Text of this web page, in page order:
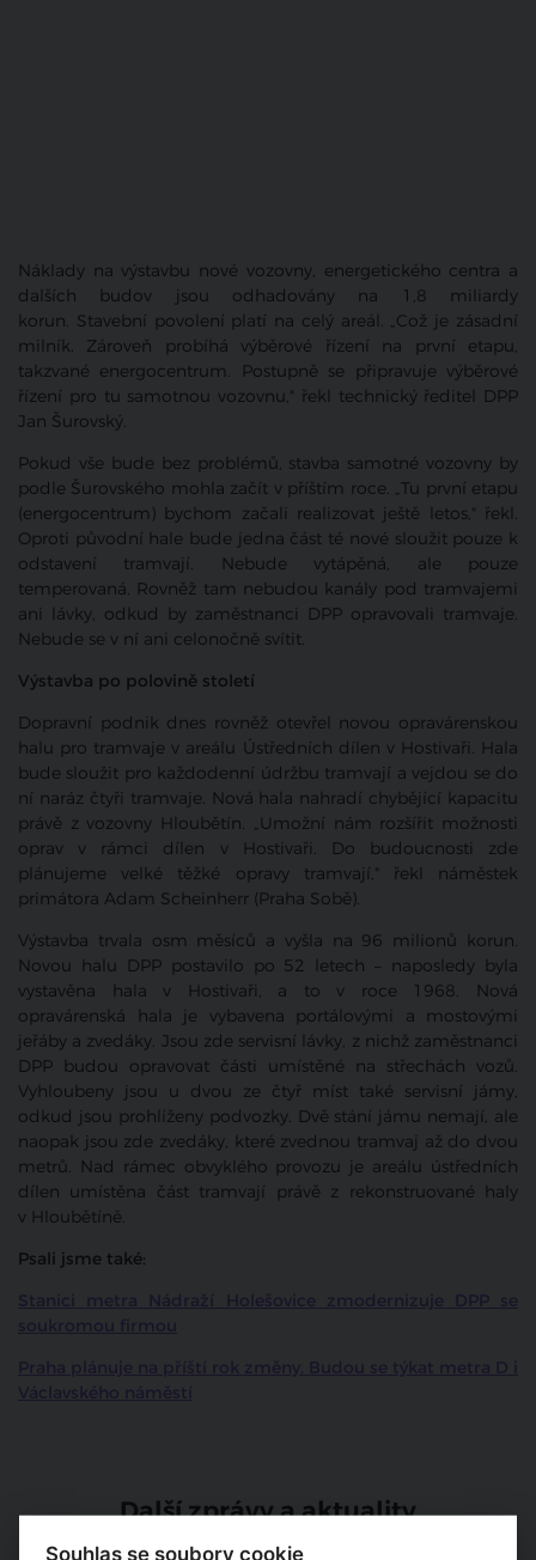
Náklady na výstavbu nové vozovny, energetického centra a
dalších budov jsou odhadovány na 1,8 miliardy
korun. Stavební povolení platí na celý areál. „Což je zásadní
milník. Zároveň probíhá výběrové řízení na první etapu,
takzvané energocentrum. Postupně se připravuje výběrové
řízení pro tu samotnou vozovnu," řekl technický ředitel DPP
Jan Šurovský.
Pokud vše bude bez problémů, stavba samotné vozovny by
podle Šurovského mohla začít v příštím roce. „Tu první etapu
(energocentrum) bychom začali realizovat ještě letos," řekl.
Oproti původní hale bude jedna část té nové sloužit pouze k
odstavení tramvají. Nebude vytápěná, ale pouze
temperovaná. Rovněž tam nebudou kanály pod tramvajemi
ani lávky, odkud by zaměstnanci DPP opravovali tramvaje.
Nebude se v ní ani celonočně svítit.
Výstavba po polovině století
Dopravní podnik dnes rovněž otevřel novou opravárenskou
halu pro tramvaje v areálu Ústředních dílen v Hostivaři. Hala
bude sloužit pro každodenní údržbu tramvají a vejdou se do
ní naráz čtyři tramvaje. Nová hala nahradí chybějící kapacitu
právě z vozovny Hloubětín. „Umožní nám rozšířit možnosti
oprav v rámci dílen v Hostivaři. Do budoucnosti zde
plánujeme velké těžké opravy tramvají," řekl náměstek
primátora Adam Scheinherr (Praha Sobě).
Výstavba trvala osm měsíců a vyšla na 96 milionů korun.
Novou halu DPP postavilo po 52 letech – naposledy byla
vystavěna hala v Hostivaři, a to v roce 1968. Nová
opravárenská hala je vybavena portálovými a mostovými
jeřáby a zvedáky. Jsou zde servisní lávky, z nichž zaměstnanci
DPP budou opravovat části umístěné na střechách vozů.
Vyhloubeny jsou u dvou ze čtyř míst také servisní jámy,
odkud jsou prohlíženy podvozky. Dvě stání jámu nemají, ale
naopak jsou zde zvedáky, které zvednou tramvaj až do dvou
metrů. Nad rámec obvyklého provozu je areálu ústředních
dílen umístěna část tramvají právě z rekonstruované haly
v Hloubětíně.
Psali jsme také:
Stanici metra Nádraží Holešovice zmodernizuje DPP se
soukromou firmou
Praha plánuje na příští rok změny. Budou se týkat metra D i
Václavského náměstí
Další zprávy a aktuality
Souhlas se soubory cookie